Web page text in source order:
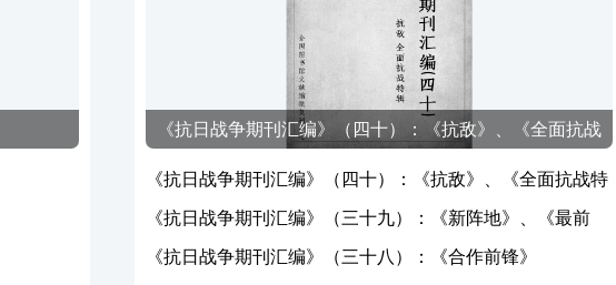
《抗日战争期刊汇编》（四十）：《抗敌》、《全面抗战
特辑》
《抗日战争期刊汇编》（四十）：《抗敌》、《全面抗战特
辑》
《抗日战争期刊汇编》（三十九）：《新阵地》、《最前
线》
《抗日战争期刊汇编》（三十八）：《合作前锋》